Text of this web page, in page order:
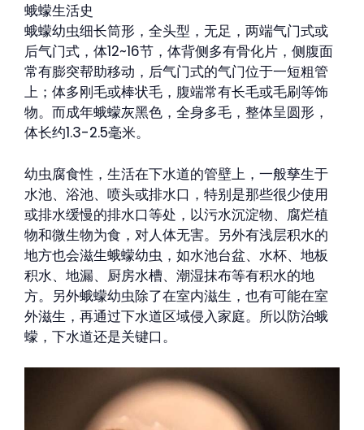
蛾蠓生活史
蛾蠓幼虫细长筒形，全头型，无足，两端气门式或
后气门式，体12~16节，体背侧多有骨化片，侧腹面
常有膨突帮助移动，后气门式的气门位于一短粗管
上；体多刚毛或棒状毛，腹端常有长毛或毛刷等饰
物。而成年蛾蠓灰黑色，全身多毛，整体呈圆形，
体长约1.3-2.5毫米。
幼虫腐食性，生活在下水道的管壁上，一般孳生于
水池、浴池、喷头或排水口，特别是那些很少使用
或排水缓慢的排水口等处，以污水沉淀物、腐烂植
物和微生物为食，对人体无害。另外有浅层积水的
地方也会滋生蛾蠓幼虫，如水池台盆、水杯、地板
积水、地漏、厨房水槽、潮湿抹布等有积水的地
方。另外蛾蠓幼虫除了在室内滋生，也有可能在室
外滋生，再通过下水道区域侵入家庭。所以防治蛾
蠓，下水道还是关键口。